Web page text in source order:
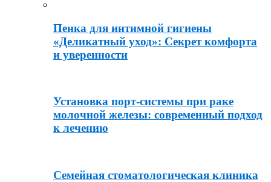
Пенка для интимной гигиены
«Деликатный уход»: Секрет комфорта
и уверенности
Установка порт-системы при раке
молочной железы: современный подход
к лечению
Семейная стоматологическая клиника